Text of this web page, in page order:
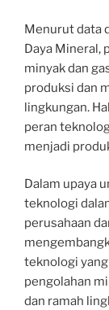
Menurut data
Daya Mineral,
minyak dan
produksi dan
lingkungan.
peran
menjadi
Dalam upaya
teknologi
perusahaan
teknologi
pengolahan
dan ramah